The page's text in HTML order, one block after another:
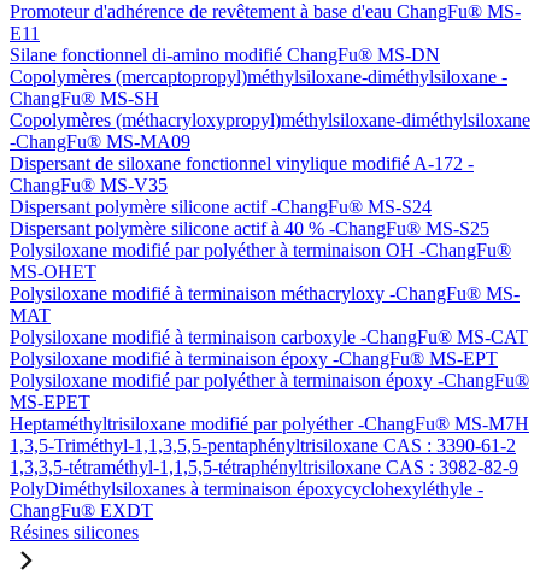
Promoteur d'adhérence de revêtement à base d'eau ChangFu® MS-
E11
Silane fonctionnel di-amino modifié ChangFu® MS-DN
Copolymères (mercaptopropyl)méthylsiloxane-diméthylsiloxane -
ChangFu® MS-SH
Copolymères (méthacryloxypropyl)méthylsiloxane-diméthylsiloxane
-ChangFu® MS-MA09
Dispersant de siloxane fonctionnel vinylique modifié A-172 -
ChangFu® MS-V35
Dispersant polymère silicone actif -ChangFu® MS-S24
Dispersant polymère silicone actif à 40 % -ChangFu® MS-S25
Polysiloxane modifié par polyéther à terminaison OH -ChangFu®
MS-OHET
Polysiloxane modifié à terminaison méthacryloxy -ChangFu® MS-
MAT
Polysiloxane modifié à terminaison carboxyle -ChangFu® MS-CAT
Polysiloxane modifié à terminaison époxy -ChangFu® MS-EPT
Polysiloxane modifié par polyéther à terminaison époxy -ChangFu®
MS-EPET
Heptaméthyltrisiloxane modifié par polyéther -ChangFu® MS-M7H
1,3,5-Triméthyl-1,1,3,5,5-pentaphényltrisiloxane CAS : 3390-61-2
1,3,3,5-tétraméthyl-1,1,5,5-tétraphényltrisiloxane CAS : 3982-82-9
PolyDiméthylsiloxanes à terminaison époxycyclohexyléthyle -
ChangFu® EXDT
Résines silicones